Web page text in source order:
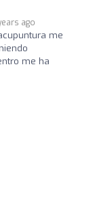
ago
me
me ha